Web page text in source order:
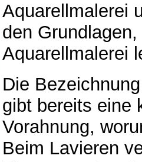
Aquarellmalerei
den
Aquarellmalerei
Die
gibt bereits eine
Vorahnung,
Beim Lavieren